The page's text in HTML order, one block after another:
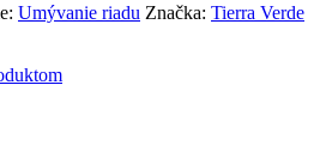
Umývanie riadu Značka: Tierra Verde